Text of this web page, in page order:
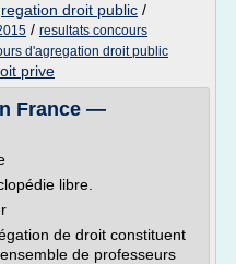
droit public /
/ resultats concours
d'agregation droit public
prive
France —
libre.
de droit constituent
de professeurs